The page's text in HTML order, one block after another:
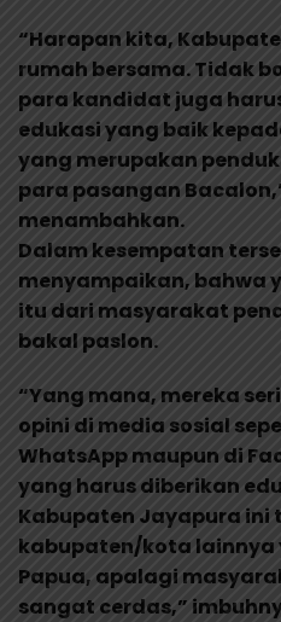
“Harapan kita,
rumah bersama. Tidak
para kandidat juga
edukasi yang baik
yang merupakan
para pasangan
menambahkan.
Dalam kesempatan
menyampaikan, bahwa
itu dari masyarakat
bakal paslon.
“Yang mana, mereka
opini di media sosial
WhatsApp maupun di
yang harus diberikan
Kabupaten Jayapura ini
kabupaten/kota lainnya
Papua, apalagi
sangat cerdas,”